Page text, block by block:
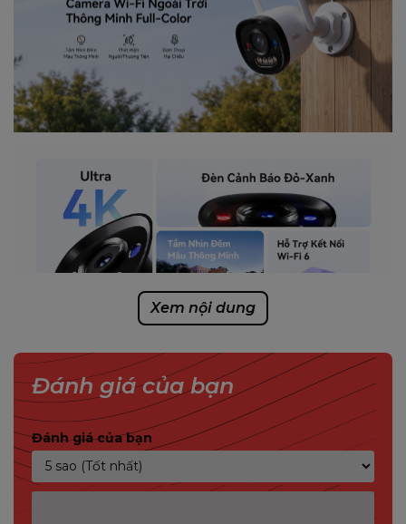
Dễ dàng lắp đặt cho mọi tình huống
Vẽ đường cảnh báo và thiết lập hướng phát hiện
Xem nội dung
Đánh giá của bạn
Đánh giá của bạn